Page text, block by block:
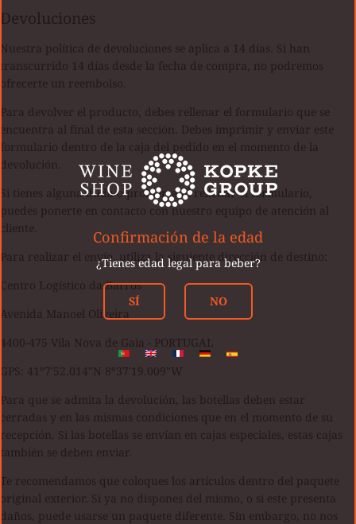
Devoluciones
Nuestra política de devoluciones se aplica a 14 días. Si han
transcurrido 14 días desde la fecha de compra, no podremos
ofrecerte un reembolso.
Para devolver el producto, debes rellenar el formulario que se
encuentra al final de esta sección. Debes imprimir y enviar este
formulario dentro de la caja del pedido en el momento de la
devolución.
Si tienes alguna duda o problema al rellenar el formulario,
puedes ponerte en contacto con nuestro equipo de atención al
cliente.
Para realizar el envío, utiliza la siguiente dirección de destino:
Centro Logístico da Barros
Avenida Manoel Oliveira
4400-475 Vila Nova de Gaia - PORTUGAL
GPS: 41º7'52.014"N 8º37'19.009"W
Para que se admita la devolución, las botellas deben estar
cerradas y en las mismas condiciones que en el momento de su
recepción. Si las botellas se envían en cajas especiales, estas cajas
también se deben enviar.
Te recomendamos que coloques los artículos dentro del paquete
original exterior. Si ya no dispones del mismo, o si este presenta
daños, puede usarse un paquete diferente. Sin embargo, no nos
Confirmación de la edad
¿Tienes edad legal para beber?
SÍ NO